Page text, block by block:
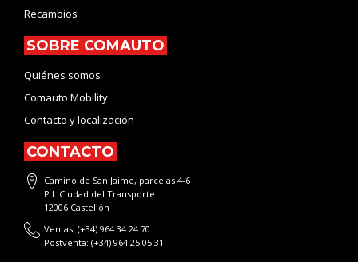
Recambios
SOBRE COMAUTO
Quiénes somos
Comauto Mobility
Contacto y localización
CONTACTO
Camino de San Jaime, parcelas 4-6
P.I. Ciudad del Transporte
12006 Castellón
Ventas: (+34) 964 34 24 70
Postventa: (+34) 964 25 05 31